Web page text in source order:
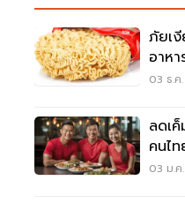
ภัยเ
อาห
03 ธ.
ลดเ
คนไ
03 ม.